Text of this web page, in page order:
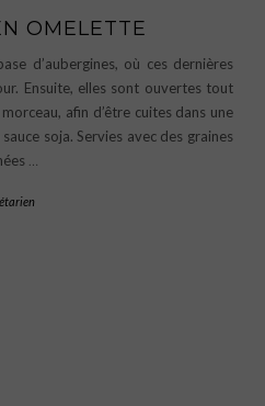
OMELETTE
d’aubergines, où ces dernières
Ensuite, elles sont ouvertes tout
afin d’être cuites dans une
soja. Servies avec des graines